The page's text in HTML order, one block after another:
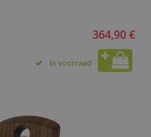
364,90 €
In voorraad